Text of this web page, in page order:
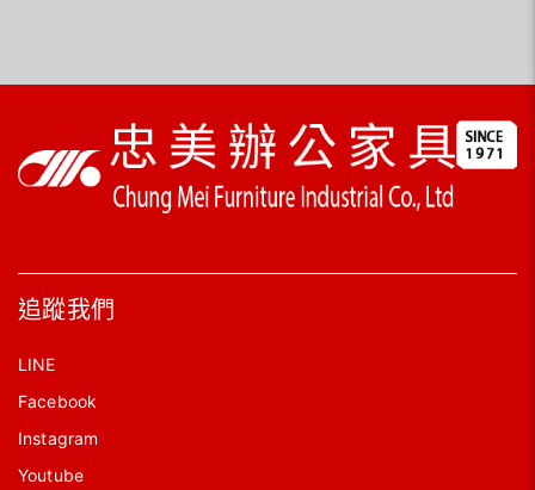
追蹤我們
LINE
Facebook
Instagram
Youtube